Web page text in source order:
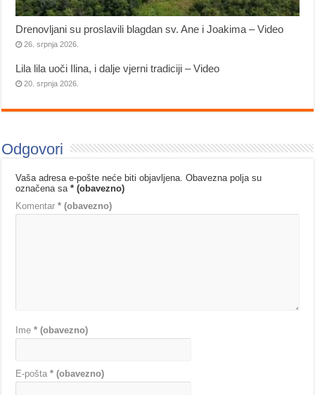
Drenovljani su proslavili blagdan sv. Ane i Joakima – Video
26. srpnja 2026.
Lila lila uoči Ilina, i dalje vjerni tradiciji – Video
20. srpnja 2026.
Odgovori
Vaša adresa e-pošte neće biti objavljena. Obavezna polja su
označena sa* (obavezno)
Komentar* (obavezno)
Ime* (obavezno)
E-pošta* (obavezno)